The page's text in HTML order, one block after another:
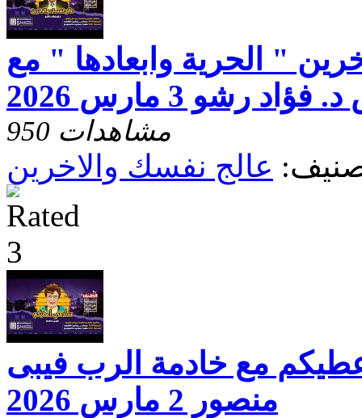
" الحرية وابعادها " مع
رشو 3 مارس 2026
950 مشاهدات
عالج نفسك والاخرين
مع خادمة الرب فيبى
منصور 2 مارس 2026